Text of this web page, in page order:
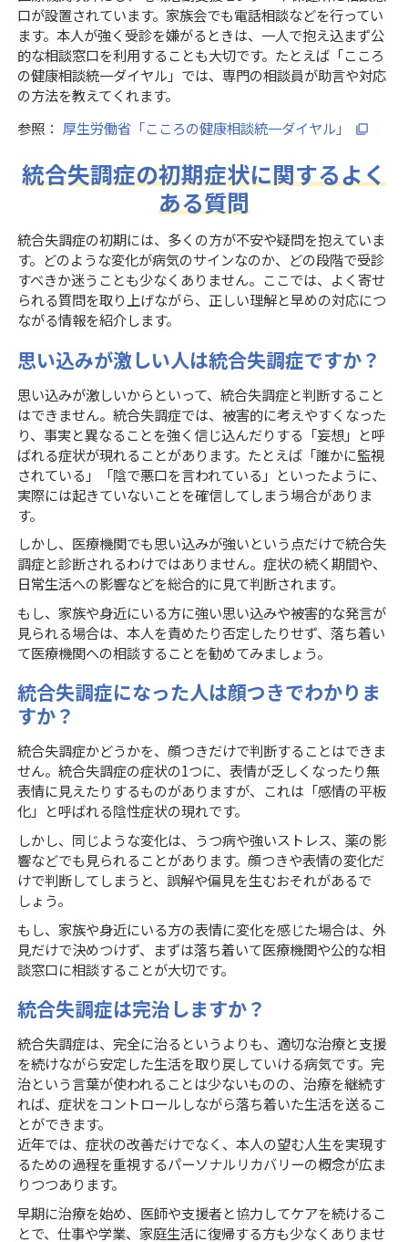
口が設置されています。家族会でも電話相談などを行ってい
ます。本人が強く受診を嫌がるときは、一人で抱え込まず公
的な相談窓口を利用することも大切です。たとえば「こころ
の健康相談統一ダイヤル」では、専門の相談員が助言や対応
の方法を教えてくれます。
参照： 厚生労働省「こころの健康相談統一ダイヤル」
統合失調症の初期症状に関するよく
ある質問
統合失調症の初期には、多くの方が不安や疑問を抱えていま
す。どのような変化が病気のサインなのか、どの段階で受診
すべきか迷うことも少なくありません。ここでは、よく寄せ
られる質問を取り上げながら、正しい理解と早めの対応につ
ながる情報を紹介します。
思い込みが激しい人は統合失調症ですか？
思い込みが激しいからといって、統合失調症と判断すること
はできません。統合失調症では、被害的に考えやすくなった
り、事実と異なることを強く信じ込んだりする「妄想」と呼
ばれる症状が現れることがあります。たとえば「誰かに監視
されている」「陰で悪口を言われている」といったように、
実際には起きていないことを確信してしまう場合がありま
す。
しかし、医療機関でも思い込みが強いという点だけで統合失
調症と診断されるわけではありません。症状の続く期間や、
日常生活への影響などを総合的に見て判断されます。
もし、家族や身近にいる方に強い思い込みや被害的な発言が
見られる場合は、本人を責めたり否定したりせず、落ち着い
て医療機関への相談することを勧めてみましょう。
統合失調症になった人は顔つきでわかりま
すか？
統合失調症かどうかを、顔つきだけで判断することはできま
せん。統合失調症の症状の1つに、表情が乏しくなったり無
表情に見えたりするものがありますが、これは「感情の平板
化」と呼ばれる陰性症状の現れです。
しかし、同じような変化は、うつ病や強いストレス、薬の影
響などでも見られることがあります。顔つきや表情の変化だ
けで判断してしまうと、誤解や偏見を生むおそれがあるで
しょう。
もし、家族や身近にいる方の表情に変化を感じた場合は、外
見だけで決めつけず、まずは落ち着いて医療機関や公的な相
談窓口に相談することが大切です。
統合失調症は完治しますか？
統合失調症は、完全に治るというよりも、適切な治療と支援
を続けながら安定した生活を取り戻していける病気です。完
治という言葉が使われることは少ないものの、治療を継続す
れば、症状をコントロールしながら落ち着いた生活を送るこ
とができます。
近年では、症状の改善だけでなく、本人の望む人生を実現す
るための過程を重視するパーソナルリカバリーの概念が広ま
りつつあります。
早期に治療を始め、医師や支援者と協力してケアを続けるこ
とで、仕事や学業、家庭生活に復帰する方も少なくありませ